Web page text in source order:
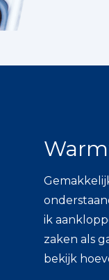
ik
zaken als
bekijk